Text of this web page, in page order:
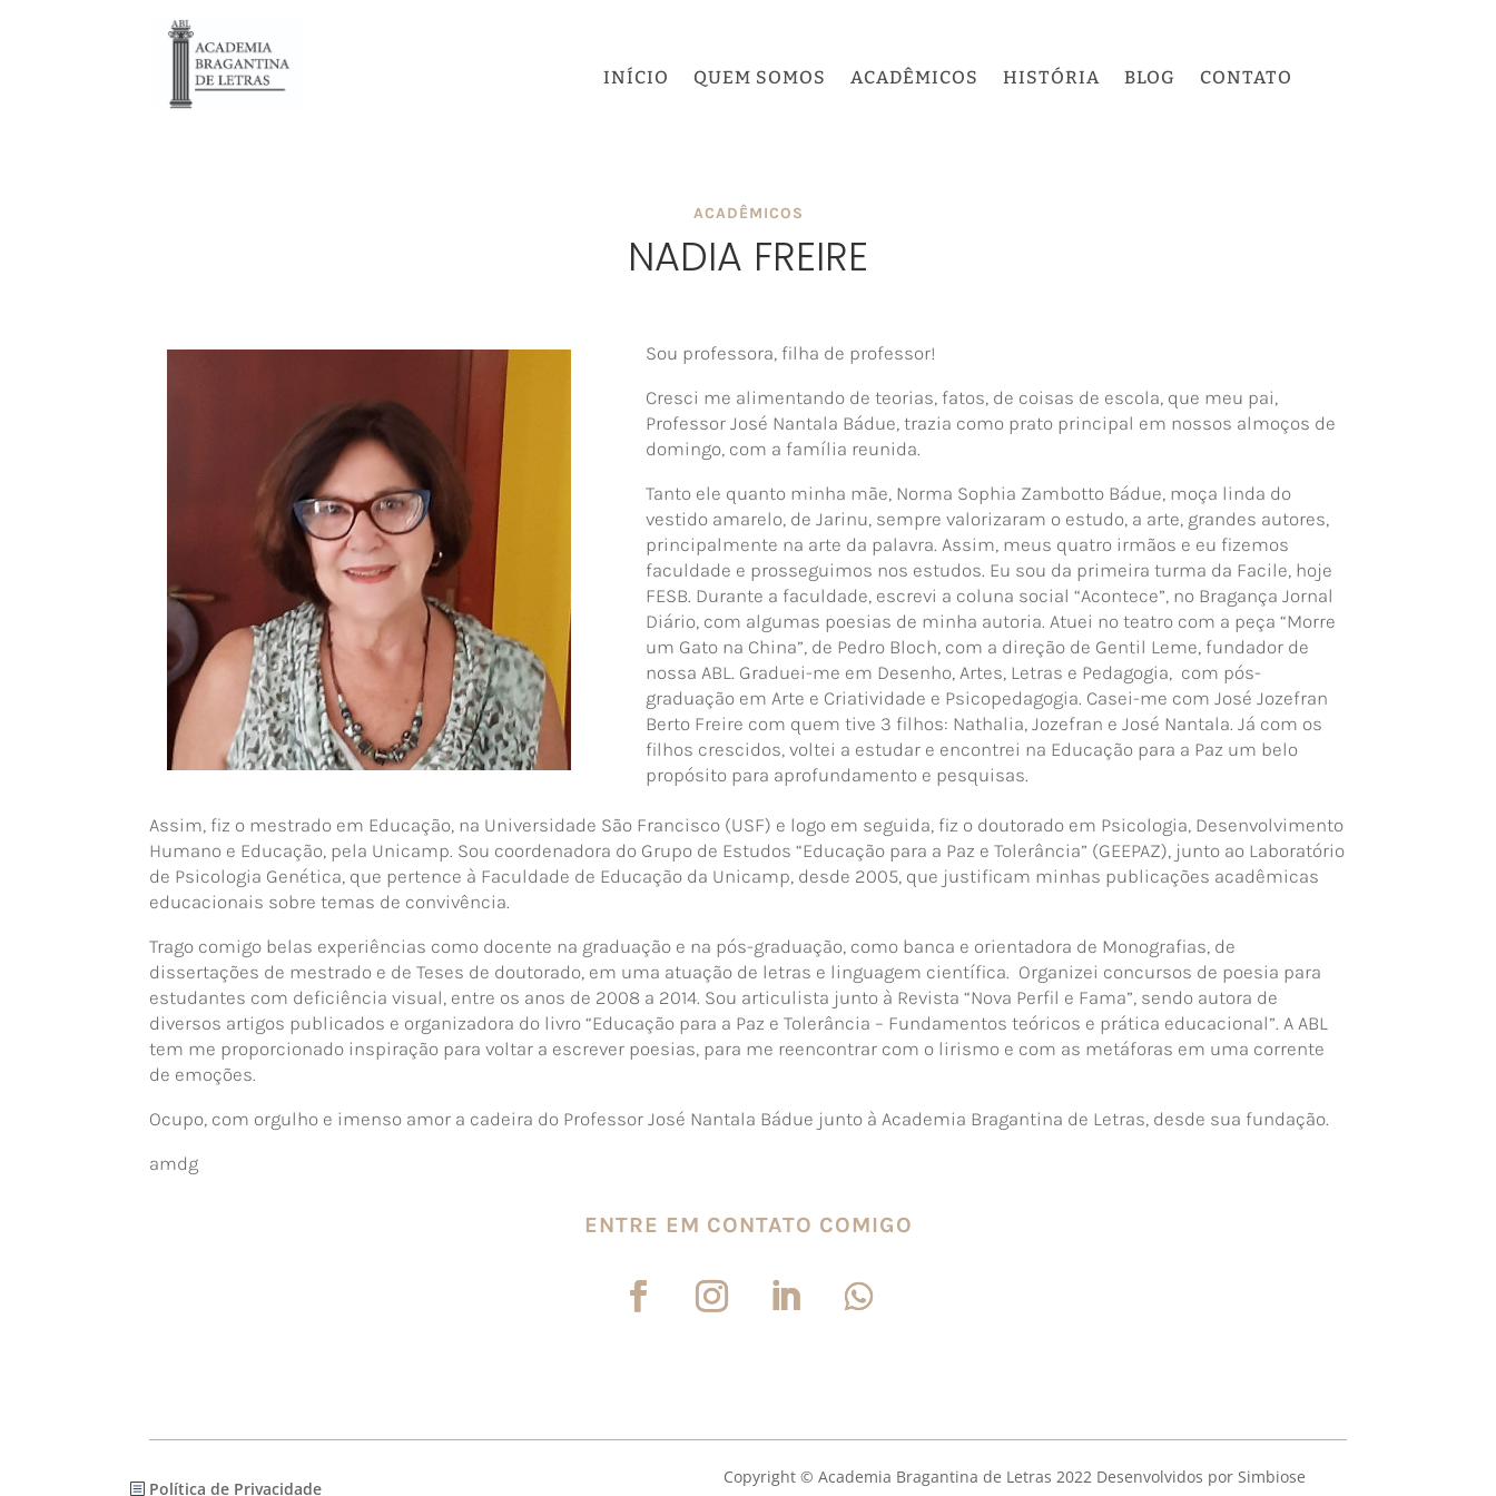
INÍCIO QUEM SOMOS ACADÊMICOS HISTÓRIA BLOG CONTATO
ACADÊMICOS
NADIA FREIRE
Sou professora, filha de professor!
Cresci me alimentando de teorias, fatos, de coisas de escola, que meu pai,
Professor José Nantala Bádue, trazia como prato principal em nossos almoços de
domingo, com a família reunida.
Tanto ele quanto minha mãe, Norma Sophia Zambotto Bádue, moça linda do
vestido amarelo, de Jarinu, sempre valorizaram o estudo, a arte, grandes autores,
principalmente na arte da palavra. Assim, meus quatro irmãos e eu fizemos
faculdade e prosseguimos nos estudos. Eu sou da primeira turma da Facile, hoje
FESB. Durante a faculdade, escrevi a coluna social “Acontece”, no Bragança Jornal
Diário, com algumas poesias de minha autoria. Atuei no teatro com a peça “Morre
um Gato na China”, de Pedro Bloch, com a direção de Gentil Leme, fundador de
nossa ABL. Graduei-me em Desenho, Artes, Letras e Pedagogia, com pós-
graduação em Arte e Criatividade e Psicopedagogia. Casei-me com José Jozefran
Berto Freire com quem tive 3 filhos: Nathalia, Jozefran e José Nantala. Já com os
filhos crescidos, voltei a estudar e encontrei na Educação para a Paz um belo
propósito para aprofundamento e pesquisas.
Assim, fiz o mestrado em Educação, na Universidade São Francisco (USF) e logo em seguida, fiz o doutorado em Psicologia, Desenvolvimento
Humano e Educação, pela Unicamp. Sou coordenadora do Grupo de Estudos “Educação para a Paz e Tolerância” (GEEPAZ), junto ao Laboratório
de Psicologia Genética, que pertence à Faculdade de Educação da Unicamp, desde 2005, que justificam minhas publicações acadêmicas
educacionais sobre temas de convivência.
Trago comigo belas experiências como docente na graduação e na pós-graduação, como banca e orientadora de Monografias, de
dissertações de mestrado e de Teses de doutorado, em uma atuação de letras e linguagem científica. Organizei concursos de poesia para
estudantes com deficiência visual, entre os anos de 2008 a 2014. Sou articulista junto à Revista “Nova Perfil e Fama”, sendo autora de
diversos artigos publicados e organizadora do livro “Educação para a Paz e Tolerância – Fundamentos teóricos e prática educacional”. A ABL
tem me proporcionado inspiração para voltar a escrever poesias, para me reencontrar com o lirismo e com as metáforas em uma corrente
de emoções.
Ocupo, com orgulho e imenso amor a cadeira do Professor José Nantala Bádue junto à Academia Bragantina de Letras, desde sua fundação.
amdg
ENTRE EM CONTATO COMIGO
Política de Privacidade
Copyright © Academia Bragantina de Letras 2022 Desenvolvidos por Simbiose